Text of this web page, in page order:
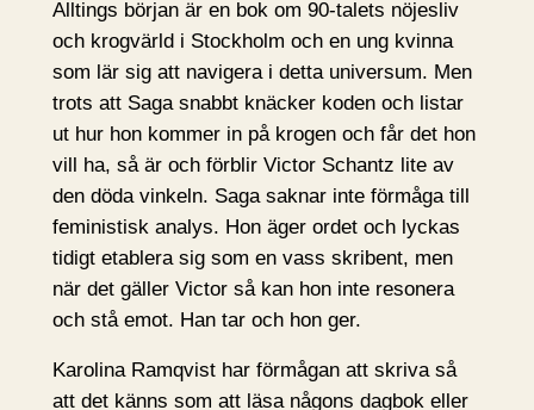
Alltings början är en bok om 90-talets nöjesliv
och krogvärld i Stockholm och en ung kvinna
som lär sig att navigera i detta universum. Men
trots att Saga snabbt knäcker koden och listar
ut hur hon kommer in på krogen och får det hon
vill ha, så är och förblir Victor Schantz lite av
den döda vinkeln. Saga saknar inte förmåga till
feministisk analys. Hon äger ordet och lyckas
tidigt etablera sig som en vass skribent, men
när det gäller Victor så kan hon inte resonera
och stå emot. Han tar och hon ger.
Karolina Ramqvist har förmågan att skriva så
att det känns som att läsa någons dagbok eller